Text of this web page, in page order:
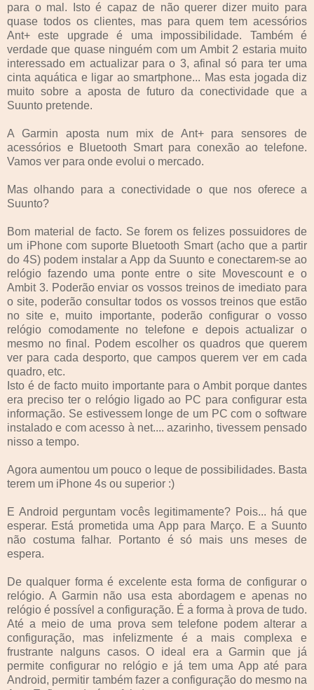
para o mal. Isto é capaz de não querer dizer muito para
quase todos os clientes, mas para quem tem acessórios
Ant+ este upgrade é uma impossibilidade. Também é
verdade que quase ninguém com um Ambit 2 estaria muito
interessado em actualizar para o 3, afinal só para ter uma
cinta aquática e ligar ao smartphone... Mas esta jogada diz
muito sobre a aposta de futuro da conectividade que a
Suunto pretende.
A Garmin aposta num mix de Ant+ para sensores de
acessórios e Bluetooth Smart para conexão ao telefone.
Vamos ver para onde evolui o mercado.
Mas olhando para a conectividade o que nos oferece a
Suunto?
Bom material de facto. Se forem os felizes possuidores de
um iPhone com suporte Bluetooth Smart (acho que a partir
do 4S) podem instalar a App da Suunto e conectarem-se ao
relógio fazendo uma ponte entre o site Movescount e o
Ambit 3. Poderão enviar os vossos treinos de imediato para
o site, poderão consultar todos os vossos treinos que estão
no site e, muito importante, poderão configurar o vosso
relógio comodamente no telefone e depois actualizar o
mesmo no final. Podem escolher os quadros que querem
ver para cada desporto, que campos querem ver em cada
quadro, etc.
Isto é de facto muito importante para o Ambit porque dantes
era preciso ter o relógio ligado ao PC para configurar esta
informação. Se estivessem longe de um PC com o software
instalado e com acesso à net.... azarinho, tivessem pensado
nisso a tempo.
Agora aumentou um pouco o leque de possibilidades. Basta
terem um iPhone 4s ou superior :)
E Android perguntam vocês legitimamente? Pois... há que
esperar. Está prometida uma App para Março. E a Suunto
não costuma falhar. Portanto é só mais uns meses de
espera.
De qualquer forma é excelente esta forma de configurar o
relógio. A Garmin não usa esta abordagem e apenas no
relógio é possível a configuração. É a forma à prova de tudo.
Até a meio de uma prova sem telefone podem alterar a
configuração, mas infelizmente é a mais complexa e
frustrante nalguns casos. O ideal era a Garmin que já
permite configurar no relógio e já tem uma App até para
Android, permitir também fazer a configuração do mesmo na